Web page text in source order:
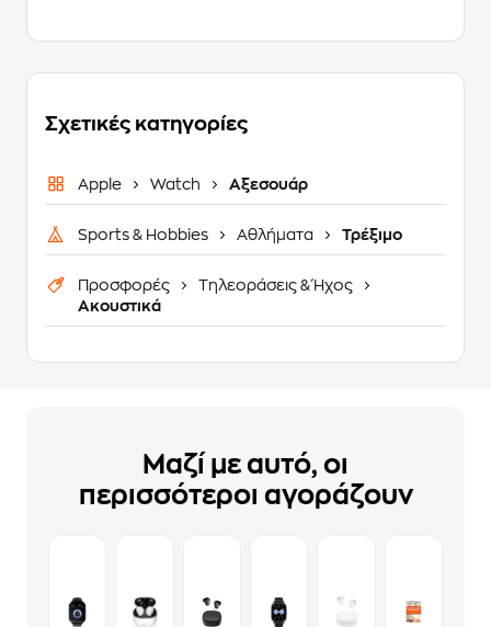
Σχετικές κατηγορίες
Apple Watch Αξεσουάρ
Sports & Hobbies Αθλήματα Τρέξιμο
Προσφορές
Τηλεοράσεις & Ήχος
Ακουστικά
Μαζί με αυτό, οι
περισσότεροι αγοράζουν